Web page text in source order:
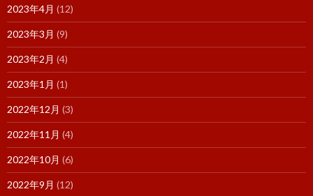
2023年4月 (12)
2023年3月 (9)
2023年2月 (4)
2023年1月 (1)
2022年12月 (3)
2022年11月 (4)
2022年10月 (6)
2022年9月 (12)